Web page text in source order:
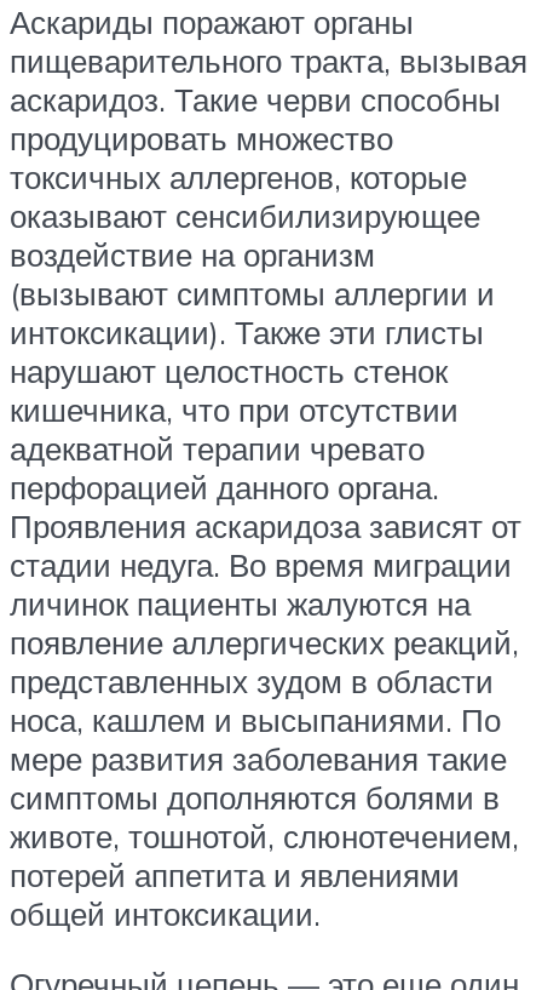
Аскариды поражают органы
пищеварительного тракта, вызывая
аскаридоз. Такие черви способны
продуцировать множество
токсичных аллергенов, которые
оказывают сенсибилизирующее
воздействие на организм
(вызывают симптомы аллергии и
интоксикации). Также эти глисты
нарушают целостность стенок
кишечника, что при отсутствии
адекватной терапии чревато
перфорацией данного органа.
Проявления аскаридоза зависят от
стадии недуга. Во время миграции
личинок пациенты жалуются на
появление аллергических реакций,
представленных зудом в области
носа, кашлем и высыпаниями. По
мере развития заболевания такие
симптомы дополняются болями в
животе, тошнотой, слюнотечением,
потерей аппетита и явлениями
общей интоксикации.